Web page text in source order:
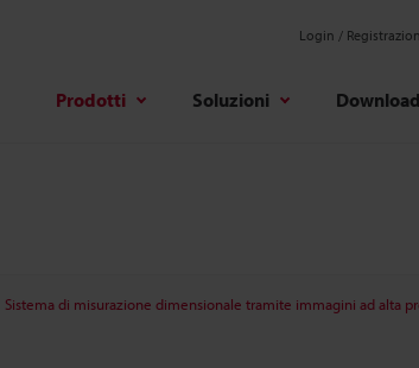
Login /
Prodotti Soluzioni Download
Sistema di misurazione dimensionale tramite immagini ad alta